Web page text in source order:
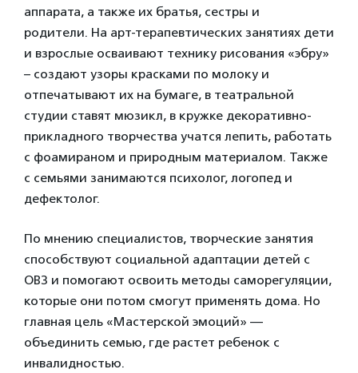
аппарата, а также их братья, сестры и
родители. На арт-терапевтических занятиях дети
и взрослые осваивают технику рисования «эбру»
– создают узоры красками по молоку и
отпечатывают их на бумаге, в театральной
студии ставят мюзикл, в кружке декоративно-
прикладного творчества учатся лепить, работать
с фоамираном и природным материалом. Также
с семьями занимаются психолог, логопед и
дефектолог.
По мнению специалистов, творческие занятия
способствуют социальной адаптации детей с
ОВЗ и помогают освоить методы саморегуляции,
которые они потом смогут применять дома. Но
главная цель «Мастерской эмоций» —
объединить семью, где растет ребенок с
инвалидностью.